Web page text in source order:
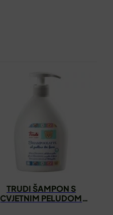
TRUDI ŠAMPON S
CVJETNIM PELUDOM